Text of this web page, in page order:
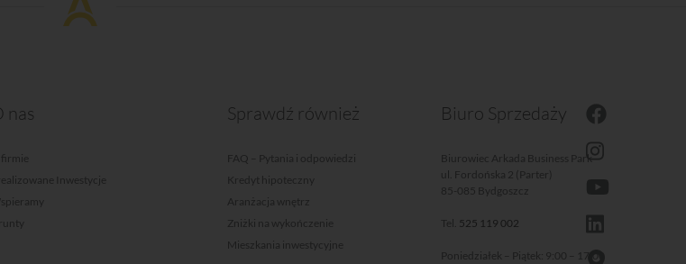
nas
Inwestycje
Sprawdź również
FAQ – Pytania i odpowiedzi
Kredyt hipoteczny
Aranżacja wnętrz
Zniżki na wykończenie
Mieszkania inwestycyjne
Biuro Sprzedaży
Biurowiec Arkada Business Park
ul. Fordońska 2 (Parter)
85-085 Bydgoszcz
Tel. 525 119 002
Poniedziałek – Piątek: 9:00 – 17:00